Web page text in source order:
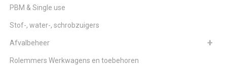
PBM & Single use
Stof-, water-, schrobzuigers
Afvalbeheer
Rolemmers Werkwagens en toebehoren